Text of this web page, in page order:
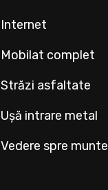
Internet
Mobilat complet
Străzi asfaltate
Ușă intrare metal
Vedere spre munte